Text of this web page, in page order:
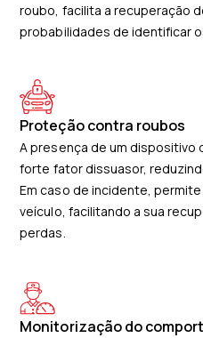
roubo, facilita a recuperação
probabilidades de identificar
Proteção contra roubos
A presença de um dispositivo
forte fator dissuasor,
Em caso de incidente,
veículo, facilitando a sua
perdas.
Monitorização do